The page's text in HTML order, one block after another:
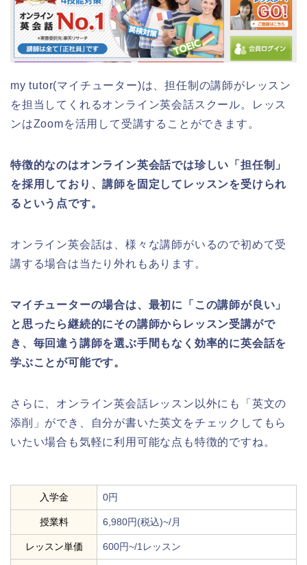
my tutor(マイチューター)は、担任制の講師がレッスン
を担当してくれるオンライン英会話スクール。レッス
ンはZoomを活用して受講することができます。
特徴的なのはオンライン英会話では珍しい「担任制」
を採用しており、講師を固定してレッスンを受けられ
るという点です。
オンライン英会話は、様々な講師がいるので初めて受
講する場合は当たり外れもあります。
マイチューターの場合は、最初に「この講師が良い」
と思ったら継続的にその講師からレッスン受講がで
き、毎回違う講師を選ぶ手間もなく効率的に英会話を
学ぶことが可能です。
さらに、オンライン英会話レッスン以外にも「英文の
添削」ができ、自分が書いた英文をチェックしてもら
いたい場合も気軽に利用可能な点も特徴的ですね。
入学金 0円
授業料 6,980円(税込)~/月
レッスン単価 600円~/1レッスン